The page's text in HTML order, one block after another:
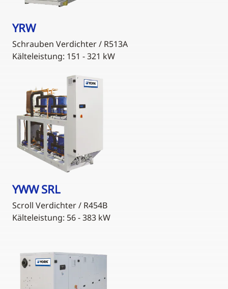
YRW
Schrauben Verdichter / R513A
Kälteleistung: 151 - 321 kW
YWW SRL
Scroll Verdichter / R454B
Kälteleistung: 56 - 383 kW